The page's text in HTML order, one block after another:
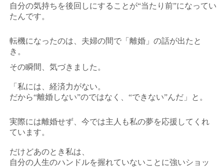
自分の気持ちを後回しにすることが“当たり前”になってい
たんです。
転機になったのは、夫婦の間で「離婚」の話が出たと
き。
その瞬間、気づきました。
「私には、経済力がない。
だから“離婚しない”のではなく、“できない”んだ」と。
実際には離婚せず、今では主人も私の夢を応援してくれ
ています。
だけどあのとき私は、
自分の人生のハンドルを握れていないことに強いショッ